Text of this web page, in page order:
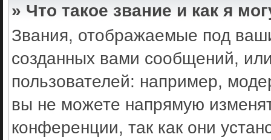
» Что такое звание и как я
Звания, отображаемые под
созданных вами сообщений,
пользователей: например,
вы не можете напрямую
конференции, так как они